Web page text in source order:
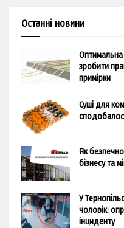
Останні новини
зробити
примірки
Суші для
Як
бізнесу та
У
чоловік:
інциденту